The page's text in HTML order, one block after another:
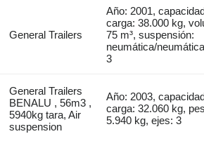
General Trailers
Año: 2001,
carga: 38.000 kg,
75 m³, suspensión:
neumática/
3
General Trailers
BENALU , 56m3 ,
5940kg tara, Air
suspension
Año: 2003,
carga: 32.060 kg,
5.940 kg, ejes: 3